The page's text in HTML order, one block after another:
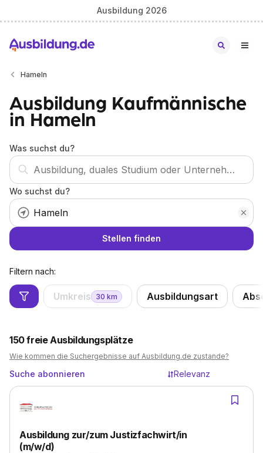
Ausbildung 2026
Hameln
Ausbildung Kaufmännische
in Hameln
Was suchst du?
Wo suchst du?
Stellen finden
Filtern nach:
Umkreis 30 km Ausbildungsart
150freie Ausbildungsplätze
Wie kommen die Suchergebnisse auf Ausbildung.de zustande?
Suche abonnieren Relevanz
Ausbildung zur/zum Justizfachwirt/in
(m/w/d)